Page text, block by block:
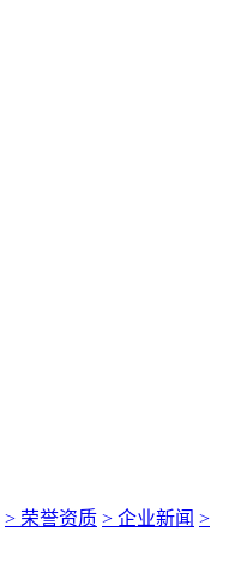
> 荣誉资质 > 企业新闻 >